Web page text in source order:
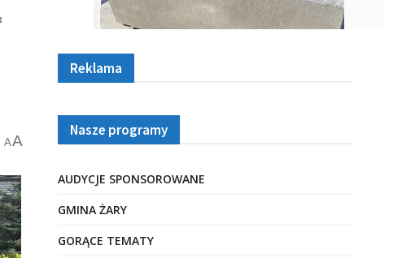
AA
Reklama
Nasze programy
AUDYCJE SPONSOROWANE
GMINA ŻARY
GORĄCE TEMATY